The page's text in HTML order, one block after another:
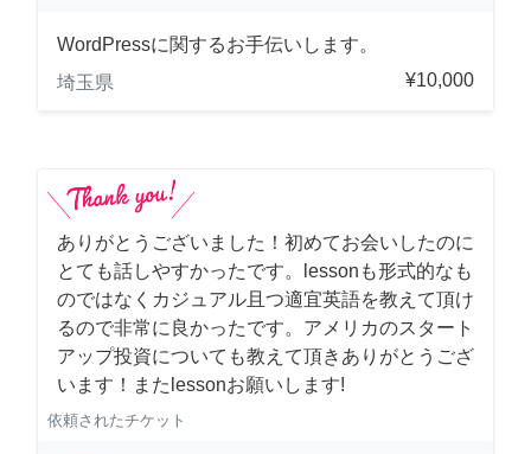
WordPressに関するお手伝いします。
埼玉県
¥10,000
ありがとうございました！初めてお会いしたのに
とても話しやすかったです。lessonも形式的なも
のではなくカジュアル且つ適宜英語を教えて頂け
るので非常に良かったです。アメリカのスタート
アップ投資についても教えて頂きありがとうござ
います！またlessonお願いします!
依頼されたチケット